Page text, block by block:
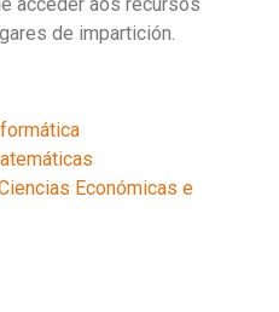
de impartición.
Económicas e